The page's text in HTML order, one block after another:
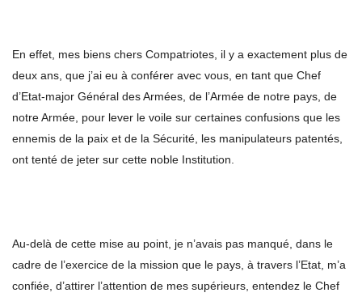
En effet, mes biens chers Compatriotes, il y a exactement plus de
deux ans, que j’ai eu à conférer avec vous, en tant que Chef
d’Etat-major Général des Armées, de l’Armée de notre pays, de
notre Armée, pour lever le voile sur certaines confusions que les
ennemis de la paix et de la Sécurité, les manipulateurs patentés,
ont tenté de jeter sur cette noble Institution.
Au-delà de cette mise au point, je n’avais pas manqué, dans le
cadre de l’exercice de la mission que le pays, à travers l’Etat, m’a
confiée, d’attirer l’attention de mes supérieurs, entendez le Chef